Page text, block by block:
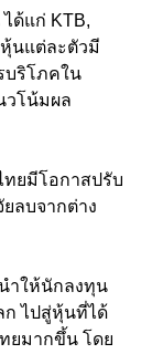
ด้แก่ KTB,
หุ้นแต่ละตัวมี
บริโภคใน
วโน้มผล
ยมีโอกาสปรับ
ลบจากต่าง
ำให้นักลงทุน
ก ไปสู่หุ้นที่ได้
ยมากขึ้น โดย